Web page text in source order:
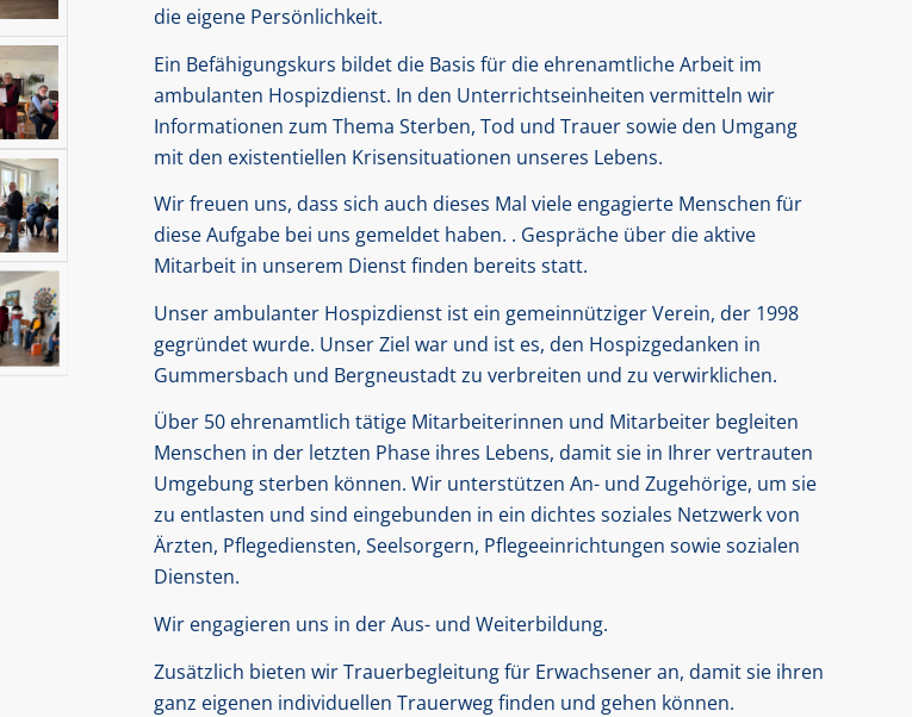
die eigene Persönlichkeit.
Ein Befähigungskurs bildet die Basis für die ehrenamtliche Arbeit im
ambulanten Hospizdienst. In den Unterrichtseinheiten vermitteln wir
Informationen zum Thema Sterben, Tod und Trauer sowie den Umgang
mit den existentiellen Krisensituationen unseres Lebens.
Wir freuen uns, dass sich auch dieses Mal viele engagierte Menschen für
diese Aufgabe bei uns gemeldet haben. . Gespräche über die aktive
Mitarbeit in unserem Dienst finden bereits statt.
Unser ambulanter Hospizdienst ist ein gemeinnütziger Verein, der 1998
gegründet wurde. Unser Ziel war und ist es, den Hospizgedanken in
Gummersbach und Bergneustadt zu verbreiten und zu verwirklichen.
Über 50 ehrenamtlich tätige Mitarbeiterinnen und Mitarbeiter begleiten
Menschen in der letzten Phase ihres Lebens, damit sie in Ihrer vertrauten
Umgebung sterben können. Wir unterstützen An- und Zugehörige, um sie
zu entlasten und sind eingebunden in ein dichtes soziales Netzwerk von
Ärzten, Pflegediensten, Seelsorgern, Pflegeeinrichtungen sowie sozialen
Diensten.
Wir engagieren uns in der Aus- und Weiterbildung.
Zusätzlich bieten wir Trauerbegleitung für Erwachsener an, damit sie ihren
ganz eigenen individuellen Trauerweg finden und gehen können.